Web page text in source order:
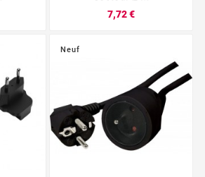
7,72 €
Neuf